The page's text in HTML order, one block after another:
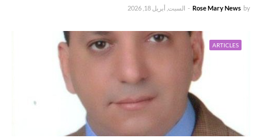
by
Rose Mary News
- السبت, أبريل 18, 2026
ARTICLES